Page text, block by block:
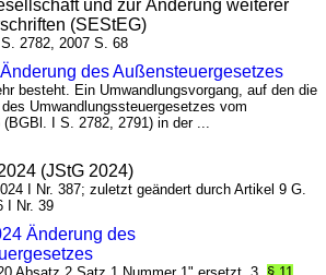
und zur Änderung weiterer
(SEStEG)
2782, 2007 S. 68
des Außensteuergesetzes
besteht. Ein Umwandlungsvorgang, auf den die
Umwandlungssteuergesetzes vom
(BGBl. I S. 2782, 2791) in der ...
(JStG 2024)
I Nr. 387; zuletzt geändert durch Artikel 9 G.
I Nr. 39
Änderung des